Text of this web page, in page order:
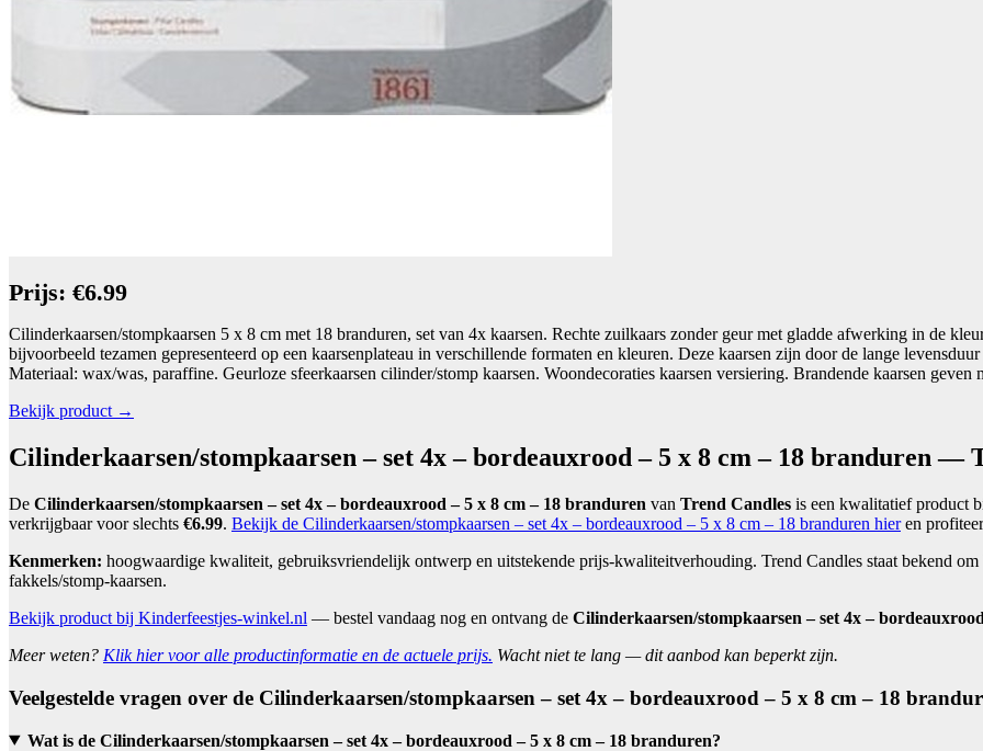
Prijs: €6.99
Cilinderkaarsen/stompkaarsen 5 x 8 cm met 18 branduren, set van 4x kaarsen. Rechte zuilkaars zonder geur met gladde afwerking in de
bijvoorbeeld tezamen gepresenteerd op een kaarsenplateau in verschillende formaten en kleuren. Deze kaarsen zijn door de lange
Materiaal: wax/was, paraffine. Geurloze sfeerkaarsen cilinder/stomp kaarsen. Woondecoraties kaarsen versiering. Brandende kaarsen geven
Bekijk product →
Cilinderkaarsen/stompkaarsen – set 4x – bordeauxrood – 5 x 8 cm – 18 branduren —
De Cilinderkaarsen/stompkaarsen – set 4x – bordeauxrood – 5 x 8 cm – 18 branduren van Trend Candles is een kwalitatief product
verkrijgbaar voor slechts €6.99. Bekijk de Cilinderkaarsen/stompkaarsen – set 4x – bordeauxrood – 5 x 8 cm – 18 branduren hieren
Kenmerken: hoogwaardige kwaliteit, gebruiksvriendelijk ontwerp en uitstekende prijs-kwaliteitverhouding. Trend Candles staat bekend
fakkels/stomp-kaarsen.
Bekijk product bij Kinderfeestjes-winkel.nl — bestel vandaag nog en ontvang de Cilinderkaarsen/stompkaarsen – set 4x –
Meer weten? Klik hier voor alle productinformatie en de actuele prijs. Wacht niet te lang — dit aanbod kan beperkt zijn.
Veelgestelde vragen over de Cilinderkaarsen/stompkaarsen – set 4x – bordeauxrood – 5 x 8 cm – 18
Wat is de Cilinderkaarsen/stompkaarsen – set 4x – bordeauxrood – 5 x 8 cm – 18 branduren?